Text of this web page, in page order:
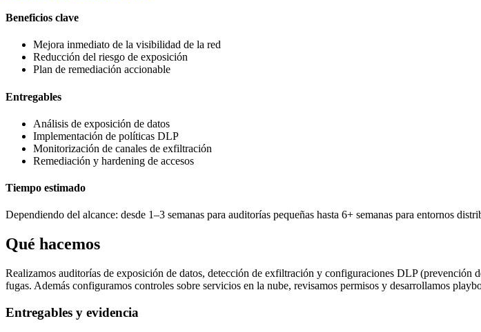
Beneficios clave
Mejora inmediato de la visibilidad de la red
Reducción del riesgo de exposición
Plan de remediación accionable
Entregables
Análisis de exposición de datos
Implementación de políticas DLP
Monitorización de canales de exfiltración
Remediación y hardening de accesos
Tiempo estimado
Dependiendo del alcance: desde 1–3 semanas para auditorías pequeñas hasta 6+ semanas para entornos
Qué hacemos
Realizamos auditorías de exposición de datos, detección de exfiltración y configuraciones DLP
fugas. Además configuramos controles sobre servicios en la nube, revisamos permisos y desarrollamos
Entregables y evidencia